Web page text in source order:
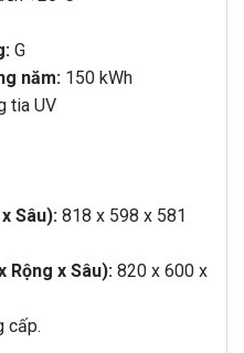
G
năm:150 kWh
tia UV
Sâu):818 x 598 x 581
Rộng x Sâu):820 x 600 x
cấp.